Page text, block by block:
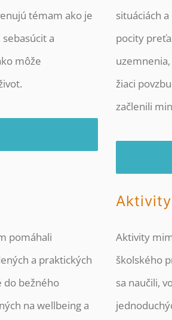
témam ako je
a
môže
situáciách
pocity
žiaci
začlenili
pomáhali
a praktických
do bežného
na wellbeing a
Aktivity
školského
sa naučili,